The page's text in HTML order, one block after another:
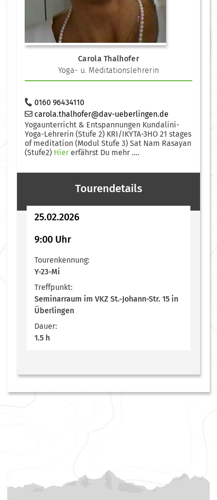
Carola Thalhofer
Yoga- u. Meditationslehrerin
0160 96434110
carola.thalhofer@dav-ueberlingen.de
Yogaunterricht & Entspannungen Kundalini-
Yoga-Lehrerin (Stufe 2) KRI/IKYTA-3HO 21 stages
of meditation (Modul Stufe 3) Sat Nam Rasayan
(Stufe2) Hier erfährst Du mehr ....
Tourendetails
25.02.2026
9:00 Uhr
Tourenkennung:
Y-23-Mi
Treffpunkt:
Seminarraum im VKZ St.-Johann-Str. 15 in
Überlingen
Dauer:
1.5 h